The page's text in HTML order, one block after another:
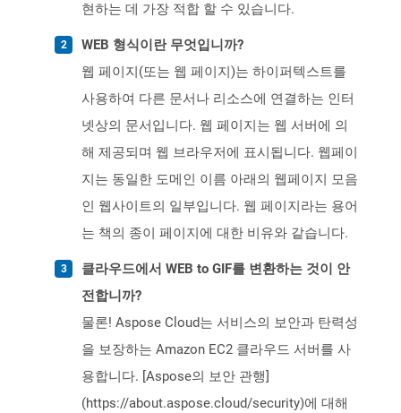
현하는 데 가장 적합 할 수 있습니다.
WEB 형식이란 무엇입니까?
웹 페이지(또는 웹 페이지)는 하이퍼텍스트를
사용하여 다른 문서나 리소스에 연결하는 인터
넷상의 문서입니다. 웹 페이지는 웹 서버에 의
해 제공되며 웹 브라우저에 표시됩니다. 웹페이
지는 동일한 도메인 이름 아래의 웹페이지 모음
인 웹사이트의 일부입니다. 웹 페이지라는 용어
는 책의 종이 페이지에 대한 비유와 같습니다.
클라우드에서 WEB to GIF를 변환하는 것이 안
전합니까?
물론! Aspose Cloud는 서비스의 보안과 탄력성
을 보장하는 Amazon EC2 클라우드 서버를 사
용합니다. [Aspose의 보안 관행]
(https://about.aspose.cloud/security)에 대해